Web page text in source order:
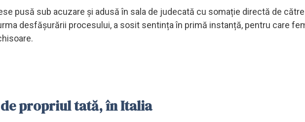
pusă sub acuzare și adusă în sala de judecată cu somație directă de către
desfășurării procesului, a sosit sentința în primă instanță, pentru care
propriul tată, în Italia